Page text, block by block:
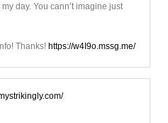
day. You cann’t imagine just
Thanks! https://w4I9o.mssg.me/